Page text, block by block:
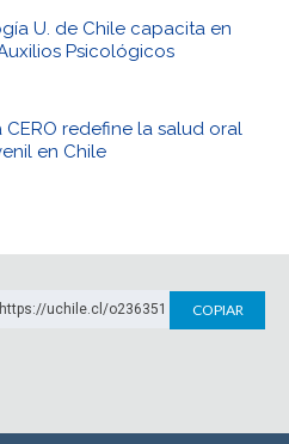
U. de Chile capacita en
Psicológicos
CERO redefine la salud oral
en Chile
https://uchile.cl/o236351 COPIAR